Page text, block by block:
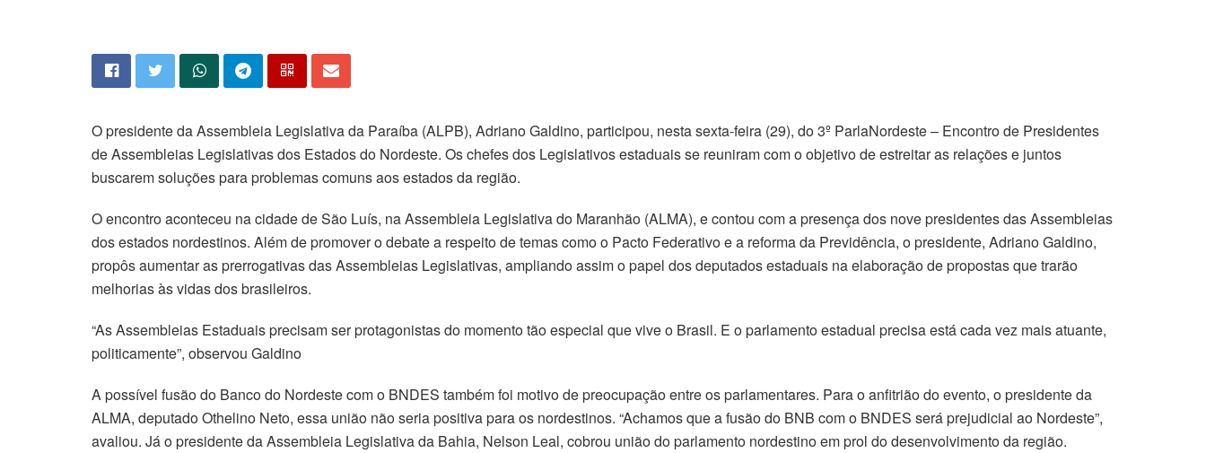
O presidente da Assembleia Legislativa da Paraíba (ALPB), Adriano Galdino, participou, nesta sexta-feira (29), do 3º ParlaNordeste – Encontro de Presidentes
de Assembleias Legislativas dos Estados do Nordeste. Os chefes dos Legislativos estaduais se reuniram com o objetivo de estreitar as relações e juntos
buscarem soluções para problemas comuns aos estados da região.
O encontro aconteceu na cidade de São Luís, na Assembleia Legislativa do Maranhão (ALMA), e contou com a presença dos nove presidentes das Assembleias
dos estados nordestinos. Além de promover o debate a respeito de temas como o Pacto Federativo e a reforma da Previdência, o presidente, Adriano Galdino,
propôs aumentar as prerrogativas das Assembleias Legislativas, ampliando assim o papel dos deputados estaduais na elaboração de propostas que trarão
melhorias às vidas dos brasileiros.
“As Assembleias Estaduais precisam ser protagonistas do momento tão especial que vive o Brasil. E o parlamento estadual precisa está cada vez mais atuante,
politicamente”, observou Galdino
A possível fusão do Banco do Nordeste com o BNDES também foi motivo de preocupação entre os parlamentares. Para o anfitrião do evento, o presidente da
ALMA, deputado Othelino Neto, essa união não seria positiva para os nordestinos. “Achamos que a fusão do BNB com o BNDES será prejudicial ao Nordeste”,
avaliou. Já o presidente da Assembleia Legislativa da Bahia, Nelson Leal, cobrou união do parlamento nordestino em prol do desenvolvimento da região.